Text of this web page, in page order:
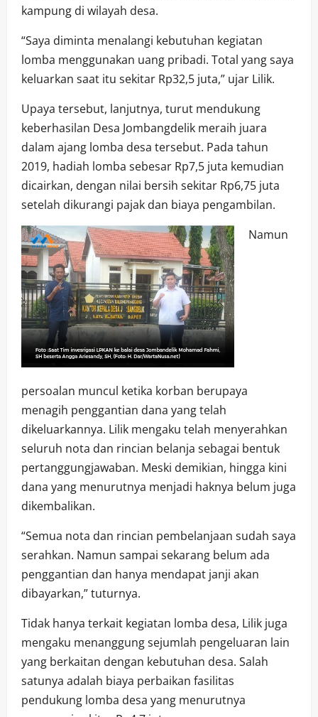
kampung di wilayah desa.
“Saya diminta menalangi kebutuhan kegiatan
lomba menggunakan uang pribadi. Total yang saya
keluarkan saat itu sekitar Rp32,5 juta,” ujar Lilik.
Upaya tersebut, lanjutnya, turut mendukung
keberhasilan Desa Jombangdelik meraih juara
dalam ajang lomba desa tersebut. Pada tahun
2019, hadiah lomba sebesar Rp7,5 juta kemudian
dicairkan, dengan nilai bersih sekitar Rp6,75 juta
setelah dikurangi pajak dan biaya pengambilan.
Namun
persoalan muncul ketika korban berupaya
menagih penggantian dana yang telah
dikeluarkannya. Lilik mengaku telah menyerahkan
seluruh nota dan rincian belanja sebagai bentuk
pertanggungjawaban. Meski demikian, hingga kini
dana yang menurutnya menjadi haknya belum juga
dikembalikan.
“Semua nota dan rincian pembelanjaan sudah saya
serahkan. Namun sampai sekarang belum ada
penggantian dan hanya mendapat janji akan
dibayarkan,” tuturnya.
Tidak hanya terkait kegiatan lomba desa, Lilik juga
mengaku menanggung sejumlah pengeluaran lain
yang berkaitan dengan kebutuhan desa. Salah
satunya adalah biaya perbaikan fasilitas
pendukung lomba desa yang menurutnya